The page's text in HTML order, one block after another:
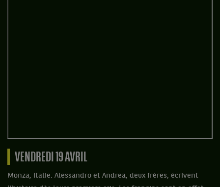
VENDREDI 19 AVRIL
Monza, Italie. Alessandro et Andrea, deux frères, écrivent